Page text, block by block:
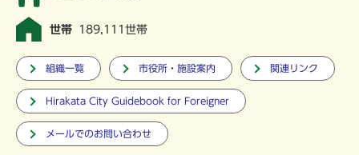
世帯 189,111世帯
組織一覧 市役所・施設案内 関連リンク
Hirakata City Guidebook for Foreigner
メールでのお問い合わせ